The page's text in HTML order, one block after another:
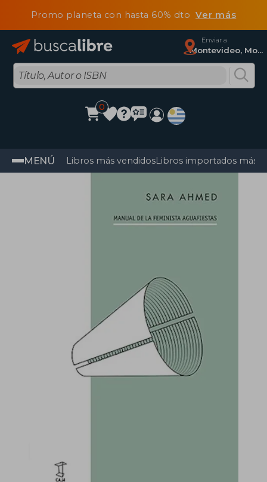
Promo planeta con hasta 60% dtoVer más
Enviar a
Montevideo, Montevideo
0
MENÚ Libros más vendidosLibros importados más